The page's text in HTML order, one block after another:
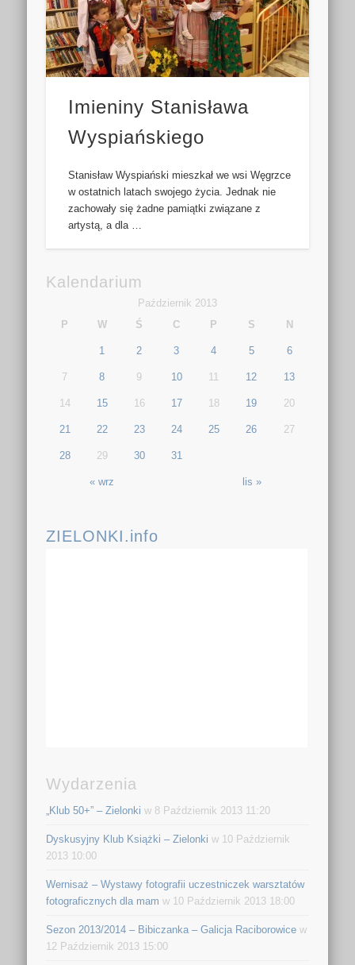
Imieniny Stanisława
Wyspiańskiego
Stanisław Wyspiański mieszkał we wsi Węgrzce
w ostatnich latach swojego życia. Jednak nie
zachowały się żadne pamiątki związane z
artystą, a dla …
Kalendarium
Październik 2013
P
W Ś C P S N
« wrz lis »
1 2 3 4 5 6
7 8 9 10 11 12 13
14 15 16 17 18 19 20
21 22 23 24 25 26 27
28 29 30 31
ZIELONKI.info
Wydarzenia
„Klub 50+” – Zielonki w 8 Październik 2013 11:20
Dyskusyjny Klub Książki – Zielonki w 10 Październik
2013 10:00
Wernisaż – Wystawy fotografii uczestniczek warsztatów
fotograficznych dla mam w 10 Październik 2013 18:00
Sezon 2013/2014 – Bibiczanka – Galicja Raciborowice w
12 Październik 2013 15:00